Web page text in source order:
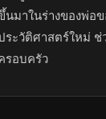
นมาในร่างของพ่อข
ระวัติศาสตร์ใหม่ ช่
รอบครัว